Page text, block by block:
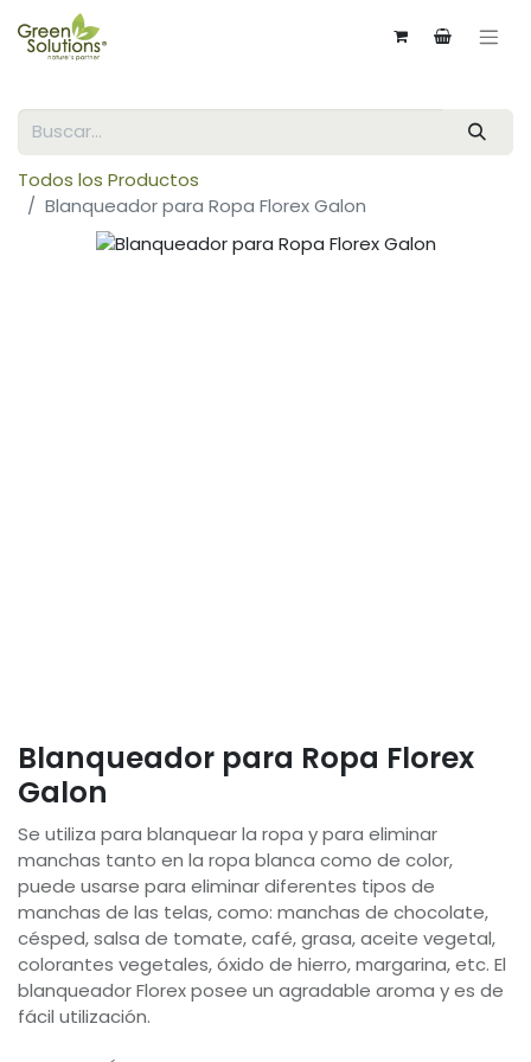
Todos los Productos
Blanqueador para Ropa Florex Galon
Blanqueador para Ropa Florex
Galon
Se utiliza para blanquear la ropa y para eliminar
manchas tanto en la ropa blanca como de color,
puede usarse para eliminar diferentes tipos de
manchas de las telas, como: manchas de chocolate,
césped, salsa de tomate, café, grasa, aceite vegetal,
colorantes vegetales, óxido de hierro, margarina, etc. El
blanqueador Florex posee un agradable aroma y es de
fácil utilización.